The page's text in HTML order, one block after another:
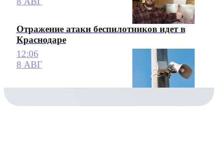
Отражение атаки беспилотников идет в
Краснодаре
12:06
8 АВГ